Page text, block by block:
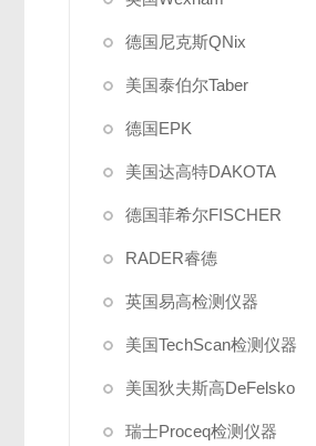
德国尼克斯QNix
美国泰伯尔Taber
德国EPK
美国达高特DAKOTA
德国菲希尔FISCHER
RADER睿德
英国易高检测仪器
美国TechScan检测仪器
美国狄夫斯高DeFelsko
瑞士Proceq检测仪器